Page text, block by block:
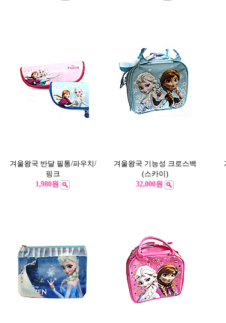
겨울왕국 반달 필통/파우치/
핑크
1,980원
겨울왕국 기능성 크로스백
(스카이)
32,000원